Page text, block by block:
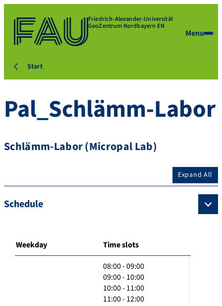
Friedrich-Alexander-Universität
GeoZentrum Nordbayern EN
Menu
Start
Pal_Schlämm-Labor
Schlämm-Labor (Micropal Lab)
Expand All
Schedule
Weekday Time slots
08:00 - 09:00
09:00 - 10:00
10:00 - 11:00
11:00 - 12:00